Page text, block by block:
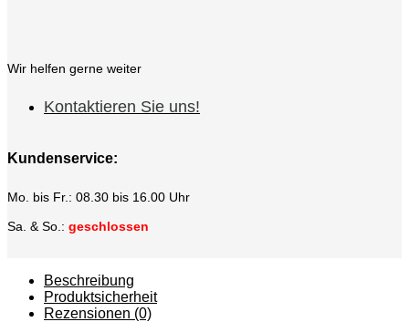
Wir helfen gerne weiter
Kontaktieren Sie uns!
Kundenservice:
Mo. bis Fr.: 08.30 bis 16.00 Uhr
Sa. & So.: geschlossen
Beschreibung
Produktsicherheit
Rezensionen (0)